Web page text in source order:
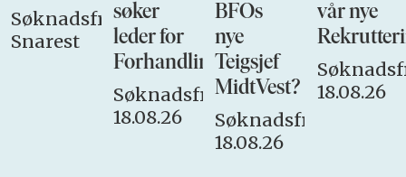
Søknadsfrist:
Snarest
søker
leder for
Forhandlingsutvalget
Søknadsfrist:
18.08.26
BFOs
nye
Teigsjef
MidtVest?
Søknadsfrist:
18.08.26
vår nye
18.08.26